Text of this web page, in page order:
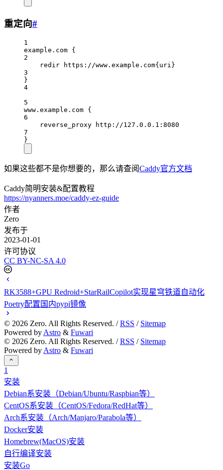
重定向#
1
example.com {
2
redir https://www.example.com{uri}
3
}
4
5
www.example.com {
6
reverse_proxy http://127.0.0.1:8080
7
}
如果这些都不是你想要的，那么请查阅Caddy官方文档
Caddy简明安装&配置教程
https://nyanners.moe/caddy-ez-guide
作者
Zero
发布于
2023-01-01
许可协议
CC BY-NC-SA 4.0
RK3588+GPU Redroid+StarRailCopilot实现星穹铁道自动化
Poetry配置国内pypi镜像
© 2026 Zero. All Rights Reserved. /RSS / Sitemap
Powered by Astro & Fuwari
© 2026 Zero. All Rights Reserved. /RSS / Sitemap
Powered by Astro & Fuwari
1
安装
Debian系安装（Debian/Ubuntu/Raspbian等）
CentOS系安装（CentOS/Fedora/RedHat等）
Arch系安装（Arch/Manjaro/Parabola等）
Docker安装
Homebrew(MacOS)安装
自行编译安装
安装Go